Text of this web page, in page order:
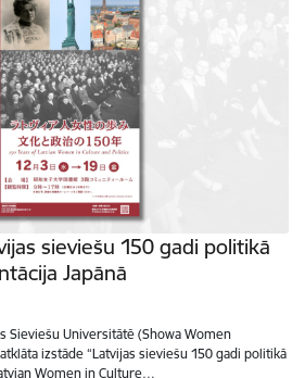
sieviešu 150 gadi politikā
Japānā
Sieviešu Universitātē (Showa Women
izstāde “Latvijas sieviešu 150 gadi politikā
Women in Culture…